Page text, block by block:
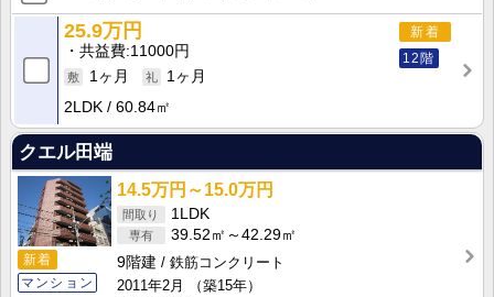
新着
12階
25.9万円
共益費 11000円
1ヶ月
1ヶ月
2LDK
60.84㎡
クエル田端
新着
マンション
14.5万円～15.0万円
1LDK
39.52㎡～42.29㎡
9階建
鉄筋コンクリート
2011年2月
（築15年）